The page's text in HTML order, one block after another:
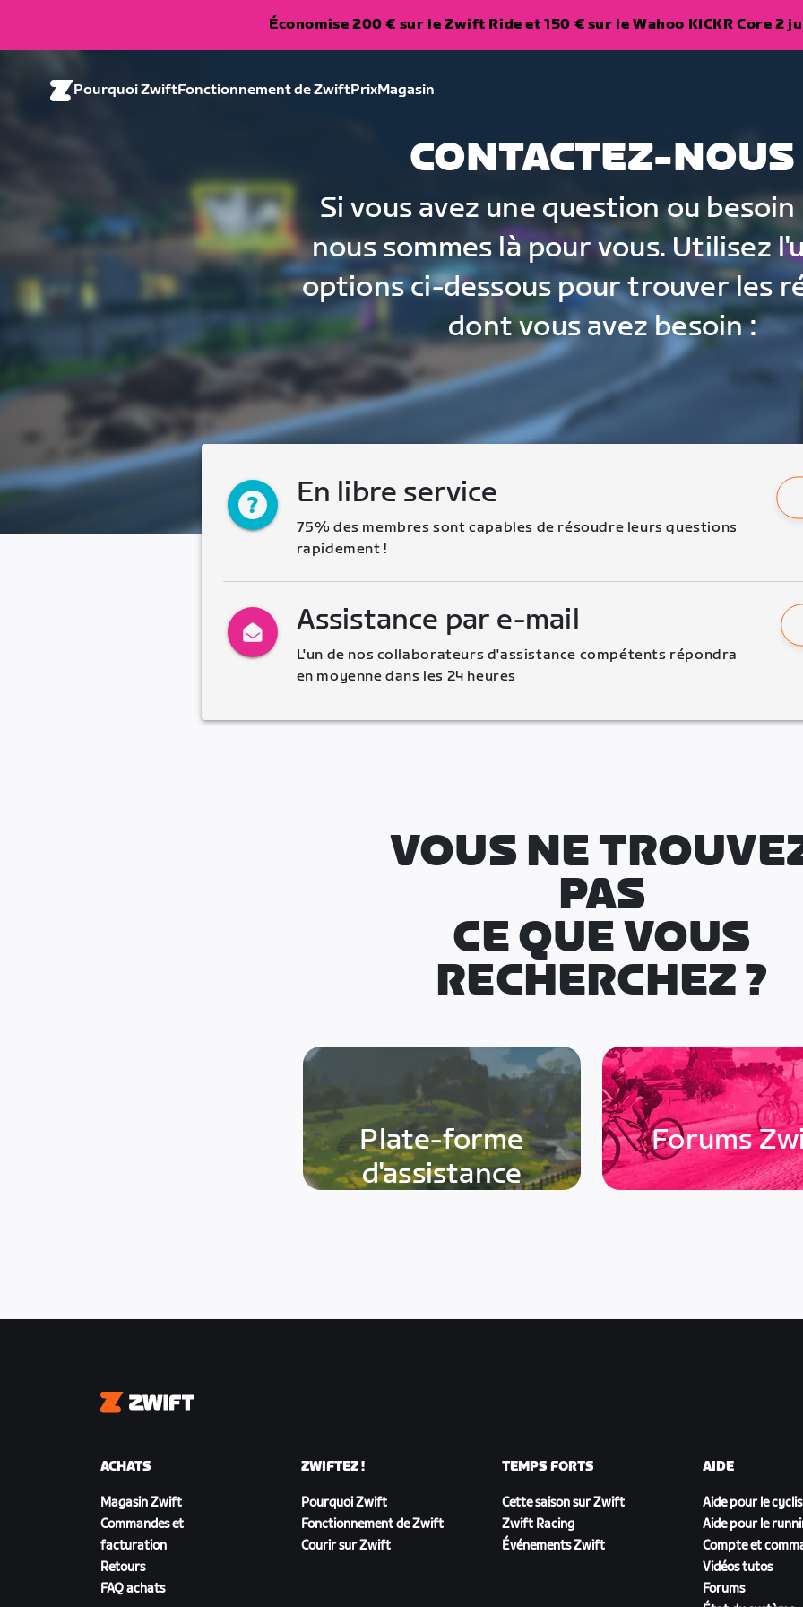
Économise 200 € sur le Zwift Ride et 150 € sur le Wahoo KICKR Core 2
Pourquoi ZwiftFonctionnement de ZwiftPrixMagasin
CONTACTEZ-NOUS
Si vous avez une question ou besoin
nous sommes là pour vous. Utilisez
options ci-dessous pour trouver les
dont vous avez besoin :
En libre service
75% des membres sont capables de résoudre leurs questions
rapidement !
Assistance par e-mail
L'un de nos collaborateurs d'assistance compétents répondra
en moyenne dans les 24 heures
VOUS NE
PAS
CE QUE VOUS
RECHERCHEZ ?
Plate-forme
d'assistance
Forums
Zwift
ACHATS
Magasin Zwift
Commandes et
facturation
Retours
FAQ achats
ZWIFTEZ !
Pourquoi Zwift
Fonctionnement de Zwift
Courir sur Zwift
TEMPS FORTS
Cette saison sur Zwift
Zwift Racing
Événements Zwift
AIDE
Aide pour le
Aide pour le
Compte et
Vidéos tutos
Forums